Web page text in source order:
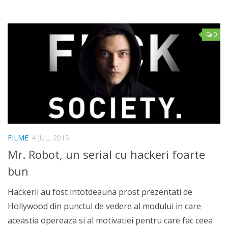
0
FILME 4 JUL, 2015
Mr. Robot, un serial cu hackeri foarte
bun
Hackerii au fost intotdeauna prost prezentati de
Hollywood din punctul de vedere al modului in care
aceastia opereaza si al motivatiei pentru care fac ceea